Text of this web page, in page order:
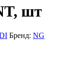
шт
Бренд: NG